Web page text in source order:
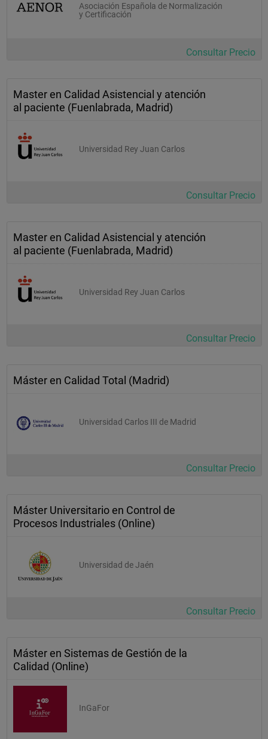
Asociación Española de Normalización
y Certificación
Consultar Precio
Master en Calidad Asistencial y atención
al paciente (Fuenlabrada, Madrid)
Universidad Rey Juan Carlos
Consultar Precio
Master en Calidad Asistencial y atención
al paciente (Fuenlabrada, Madrid)
Universidad Rey Juan Carlos
Consultar Precio
Máster en Calidad Total (Madrid)
Universidad Carlos III de Madrid
Consultar Precio
Máster Universitario en Control de
Procesos Industriales (Online)
Universidad de Jaén
Consultar Precio
Máster en Sistemas de Gestión de la
Calidad (Online)
InGaFor